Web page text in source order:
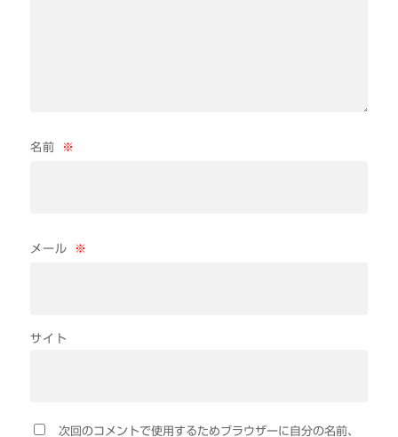
名前 ※
メール ※
サイト
次回のコメントで使用するためブラウザーに自分の名前、